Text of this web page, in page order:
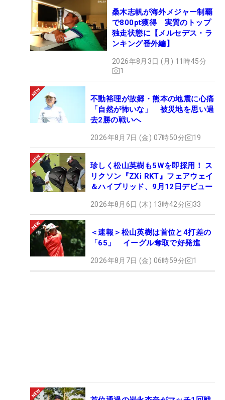
桑木志帆が海外メジャー制覇
で800pt獲得 実質のトップ
独走状態に【メルセデス・ラ
ンキング番外編】
2026年8月3日 (月) 11時45分
1
不動裕理が故郷・熊本の地震に心痛
「自然が怖いな」 被災地を思い過
去2勝の戦いへ
2026年8月7日 (金) 07時50分 19
珍しく松山英樹も5Wを即採用！ ス
リクソン『ZXi RKT』フェアウェイ
＆ハイブリッド、9月12日デビュー
2026年8月6日 (木) 13時42分 33
＜速報＞松山英樹は首位と4打差の
「65」 イーグル奪取で好発進
2026年8月7日 (金) 06時59分 1